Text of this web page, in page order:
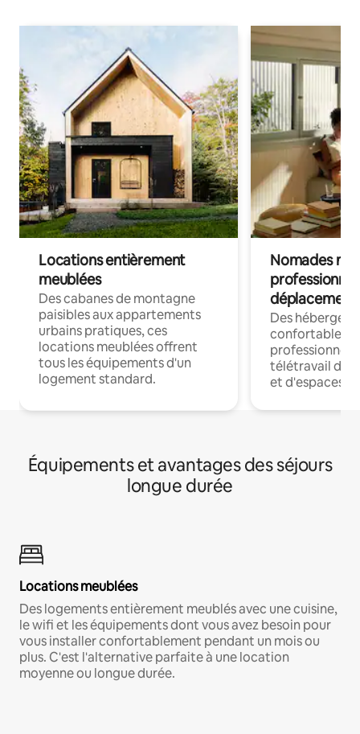
Locations entièrement
meublées
Des cabanes de montagne
paisibles aux appartements
urbains pratiques, ces
locations meublées offrent
tous les équipements d'un
logement standard.
Nomades
déplacement
Des
confortables
professionnels
télétravail
et d'espaces
Équipements et avantages des séjours
longue durée
Locations meublées
Des logements entièrement meublés avec une cuisine,
le wifi et les équipements dont vous avez besoin pour
vous installer confortablement pendant un mois ou
plus. C'est l'alternative parfaite à une location
moyenne ou longue durée.